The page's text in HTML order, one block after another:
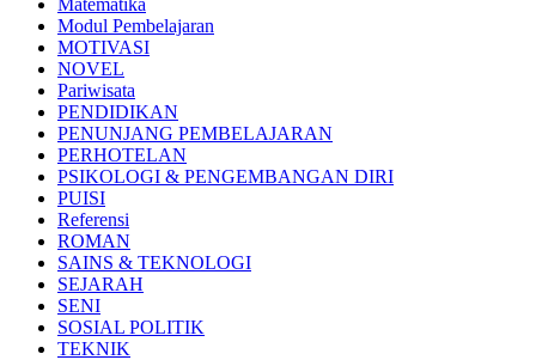
Modul Pembelajaran
MOTIVASI
NOVEL
Pariwisata
PENDIDIKAN
PENUNJANG PEMBELAJARAN
PERHOTELAN
PSIKOLOGI & PENGEMBANGAN DIRI
PUISI
Referensi
ROMAN
SAINS & TEKNOLOGI
SEJARAH
SENI
SOSIAL POLITIK
TEKNIK